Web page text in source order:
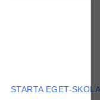
STARTA EGET-